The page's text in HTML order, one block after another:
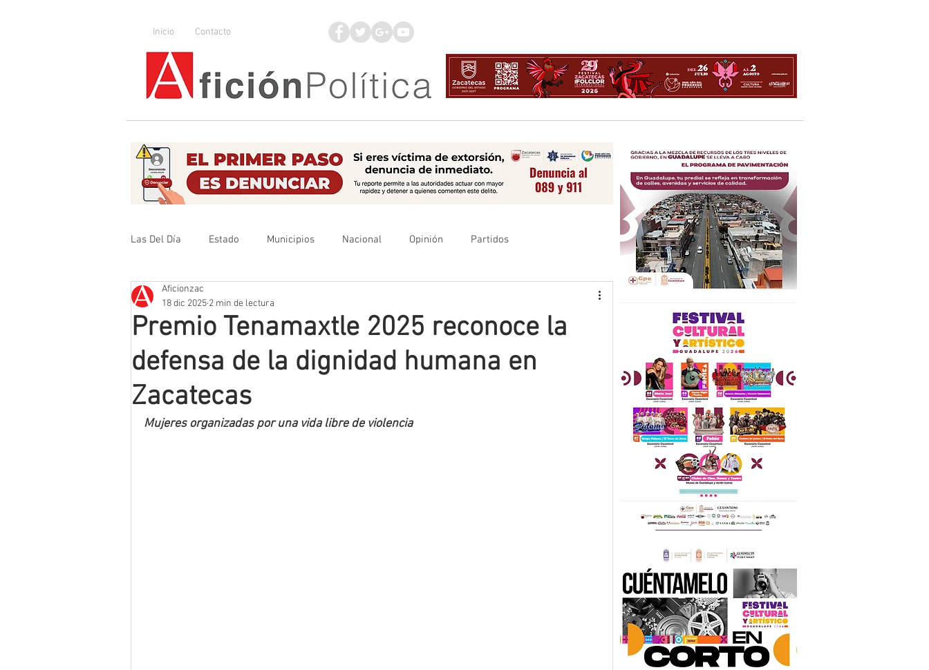
Inicio Contacto
Las Del Día Estado Municipios Nacional Opinión Partidos
Que no se olvide
Mineros LNBP
Premio Tenamaxtle 2025 reconoce la
defensa de la dignidad humana en
Zacatecas
Aficionzac
18 dic 2025 2 min de lectura
Mujeres organizadas por una vida libre de violencia